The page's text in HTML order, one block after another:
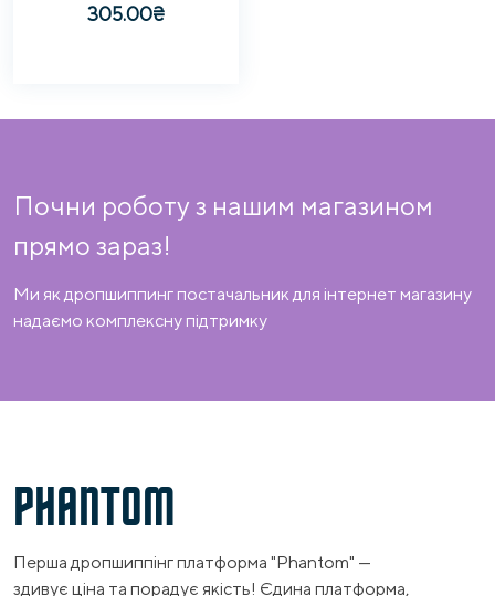
305.00₴
Почни роботу з нашим магазином
прямо зараз!
Ми як дропшиппинг постачальник для інтернет магазину
надаємо комплексну підтримку
PHANTOM
Перша дропшиппінг платформа "Phantom" —
здивує ціна та порадує якість! Єдина платформа,